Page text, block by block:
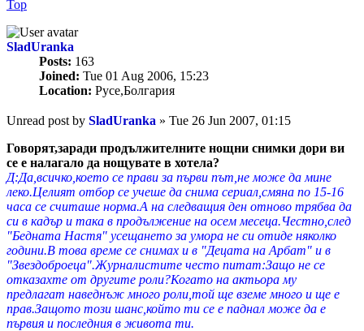
Top
SladUranka
Posts: 163
Joined: Tue 01 Aug 2006, 15:23
Location: Русе,Болгария
Unread post by SladUranka » Tue 26 Jun 2007, 01:15
Говорят,заради продължителните нощни снимки дори ви
се е налагало да нощувате в хотела?
Д:Да,всичко,което се прави за първи път,не може да мине
леко.Целият отбор се учеше да снима сериал,смяна по 15-16
часа се считаше норма.А на следващия ден отново трябва да
си в кадър и така в продължение на осем месеца.Честно,след
"Бедната Настя" усещането за умора не си отиде няколко
години.В това време се снимах и в "Децата на Арбат" и в
"Звездоброеца".Журналистите често питат:Защо не се
отказахте от другите роли?Когато на актьора му
предлагат наведнъж много роли,той ще вземе много и ще е
прав.Защото този шанс,който ти се е паднал може да е
първия и последния в живота ти.